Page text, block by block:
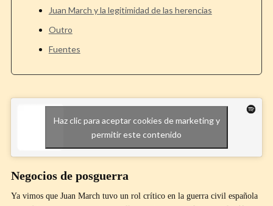
Juan March y la legitimidad de las herencias
Outro
Fuentes
Haz clic para aceptar cookies de marketing y
permitir este contenido
Negocios de posguerra
Ya vimos que Juan March tuvo un rol crítico en la guerra civil española